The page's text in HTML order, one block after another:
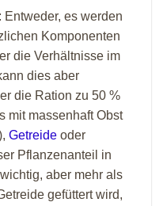
Entweder, es werden
Komponenten
die Verhältnisse im
dies aber
die Ration zu 50 %
mit massenhaft Obst
Getreide oder
Pflanzenanteil in
aber mehr als
gefüttert wird,